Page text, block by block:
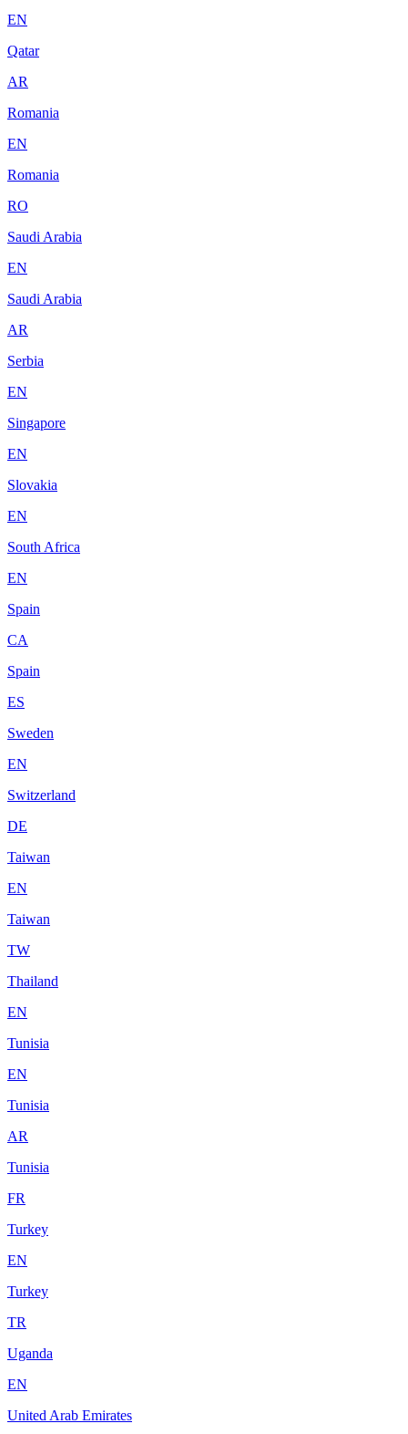
EN
Qatar
AR
Romania
EN
Romania
RO
Saudi Arabia
EN
Saudi Arabia
AR
Serbia
EN
Singapore
EN
Slovakia
EN
South Africa
EN
Spain
CA
Spain
ES
Sweden
EN
Switzerland
DE
Taiwan
EN
Taiwan
TW
Thailand
EN
Tunisia
EN
Tunisia
AR
Tunisia
FR
Turkey
EN
Turkey
TR
Uganda
EN
United Arab Emirates